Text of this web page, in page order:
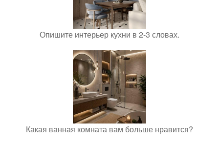
Опишите интерьер кухни в 2-3 словах.
Какая ванная комната вам больше нравится?